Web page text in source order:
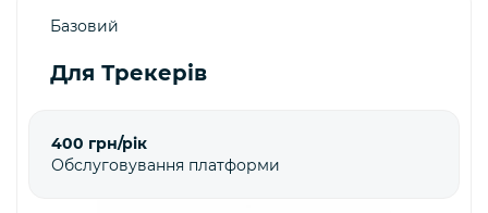
Базовий
Для Трекерів
400 грн/рік
Обслуговування платформи